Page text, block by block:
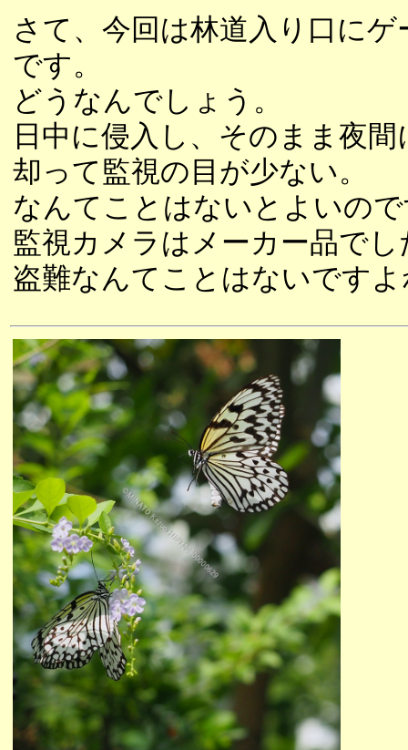
さて、今回は林道入り口に
です。
どうなんでしょう。
日中に侵入し、そのまま夜
却って監視の目が少ない。
なんてことはないとよいの
監視カメラはメーカー品でし
盗難なんてことはないです